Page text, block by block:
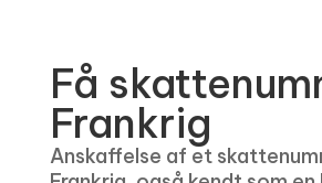
Få
Frankrig
Anskaffelse af et